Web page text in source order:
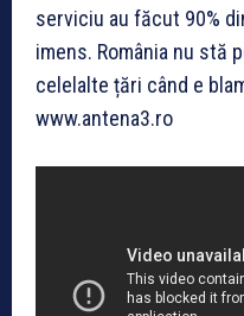
serviciu au făcut 90%
imens. România nu stă
celelalte țări când e
www.antena3.ro